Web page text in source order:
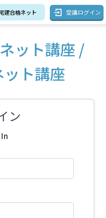
建合格ネット 受講ログイン
ット講座 /
ト講座
ン